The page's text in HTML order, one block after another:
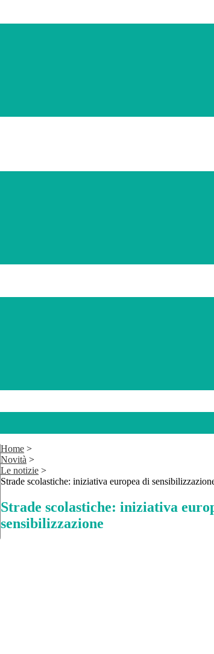
Home >
Novità >
Le notizie >
Strade scolastiche: iniziativa europea di
Strade scolastiche: iniziativa
sensibilizzazione